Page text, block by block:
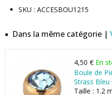
SKU : ACCESBOU1215
Dans la même catégorie |
4,50 € En
Boule de
Strass Bleu
Taille : 1.2